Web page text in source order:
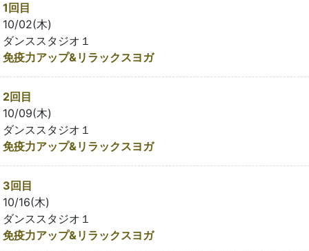
1回目
10/02(木)
ダンススタジオ１
免疫力アップ&リラックスヨガ
2回目
10/09(木)
ダンススタジオ１
免疫力アップ&リラックスヨガ
3回目
10/16(木)
ダンススタジオ１
免疫力アップ&リラックスヨガ